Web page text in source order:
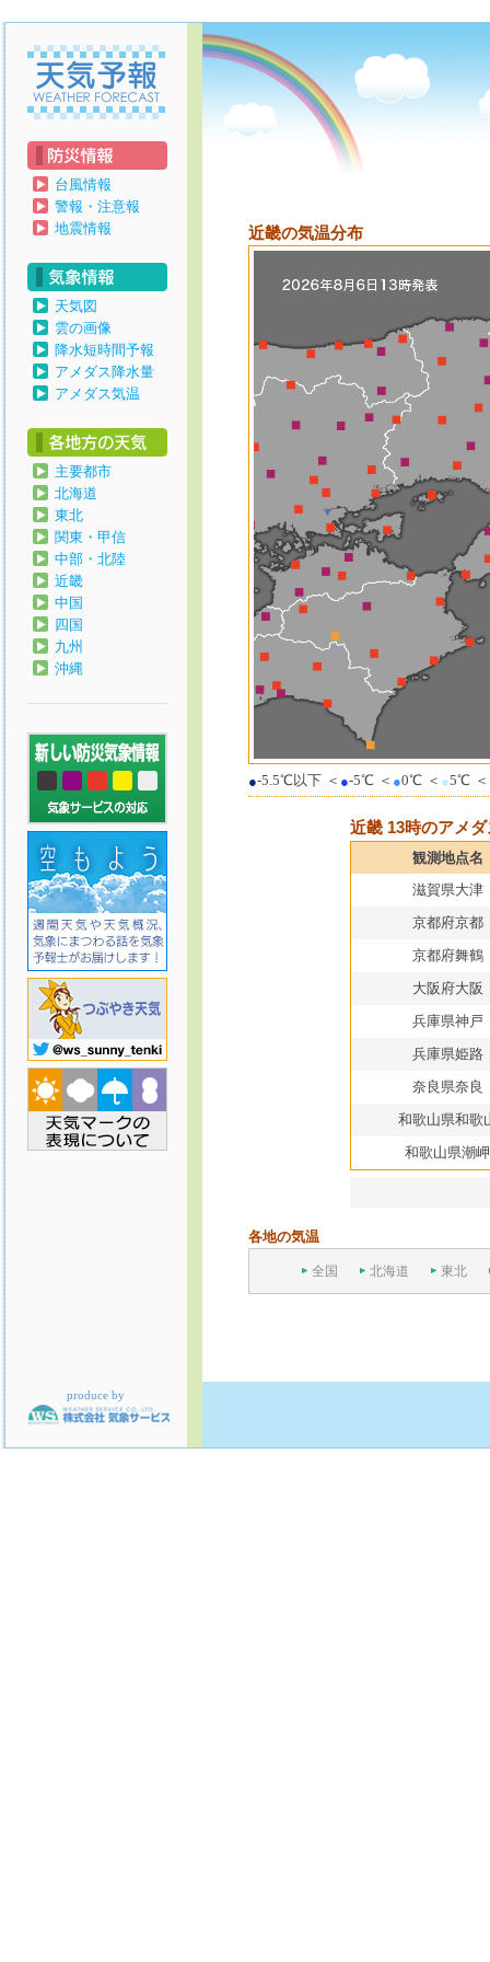
天気予報
台風情報
警報・注意報
地震情報
天気図
雲の画像
降水短時間予報
アメダス降水量
アメダス気温
主要都市
北海道
東北
関東・甲信
中部・北陸
近畿
中国
四国
九州
沖縄
近畿の気温分布
●-5.5℃以下 ＜ ●-5℃ ＜ ●0℃ ＜ ●5℃ ＜
近畿 13時のアメ
観測地点名
滋賀県大津
京都府京都
京都府舞鶴
大阪府大阪
兵庫県神戸
兵庫県姫路
奈良県奈良
和歌山県和歌
和歌山県潮岬
各地の気温
全国 北海道 東北
produce by